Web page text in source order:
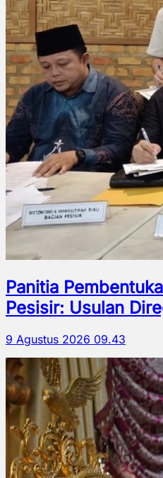
Panitia
Pesisir: Usulan
9 Agustus 2026 09.43